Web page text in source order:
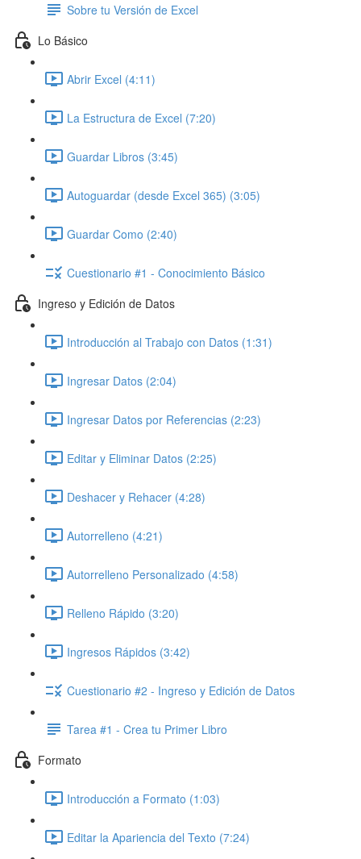
Sobre tu Versión de Excel
Lo Básico
Abrir Excel (4:11)
La Estructura de Excel (7:20)
Guardar Libros (3:45)
Autoguardar (desde Excel 365) (3:05)
Guardar Como (2:40)
Cuestionario #1 - Conocimiento Básico
Ingreso y Edición de Datos
Introducción al Trabajo con Datos (1:31)
Ingresar Datos (2:04)
Ingresar Datos por Referencias (2:23)
Editar y Eliminar Datos (2:25)
Deshacer y Rehacer (4:28)
Autorrelleno (4:21)
Autorrelleno Personalizado (4:58)
Relleno Rápido (3:20)
Ingresos Rápidos (3:42)
Cuestionario #2 - Ingreso y Edición de Datos
Tarea #1 - Crea tu Primer Libro
Formato
Introducción a Formato (1:03)
Editar la Apariencia del Texto (7:24)